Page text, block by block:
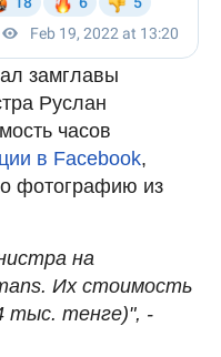
замглавы
Руслан
часов
в Facebook,
фотографию из
на
Их стоимость
тыс. тенге)", -